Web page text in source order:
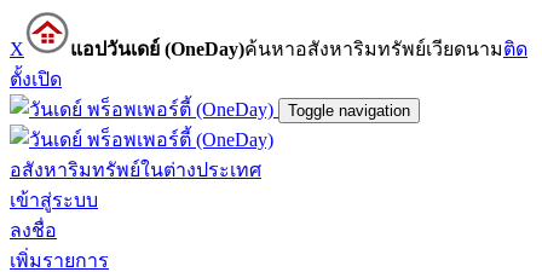
X แอปวันเดย์ (OneDay)ค้นหาอสังหาริมทรัพย์เวียดนามติด
ตั้งเปิด
Toggle navigation
อสังหาริมทรัพย์ในต่างประเทศ
เข้าสู่ระบบ
ลงชื่อ
เพิ่มรายการ